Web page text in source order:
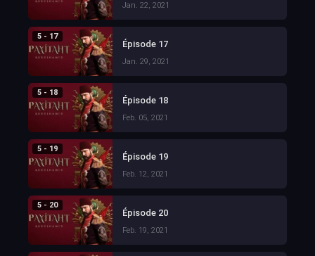
Jan. 22, 2021
5 - 17
Épisode 17
Jan. 29, 2021
5 - 18
Épisode 18
Feb. 05, 2021
5 - 19
Épisode 19
Feb. 12, 2021
5 - 20
Épisode 20
Feb. 19, 2021